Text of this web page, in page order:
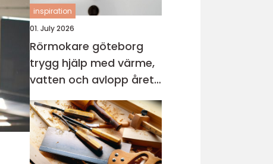
inspiration
01. July 2026
Rörmokare göteborg
trygg hjälp med värme,
vatten och avlopp året
runt